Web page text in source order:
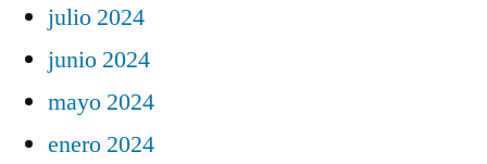
julio 2024
junio 2024
mayo 2024
enero 2024